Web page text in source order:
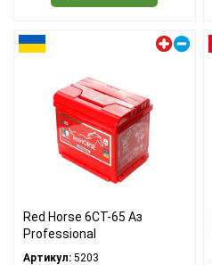
Red Horse 6СТ-65 Аз
Professional
Артикул: 5203